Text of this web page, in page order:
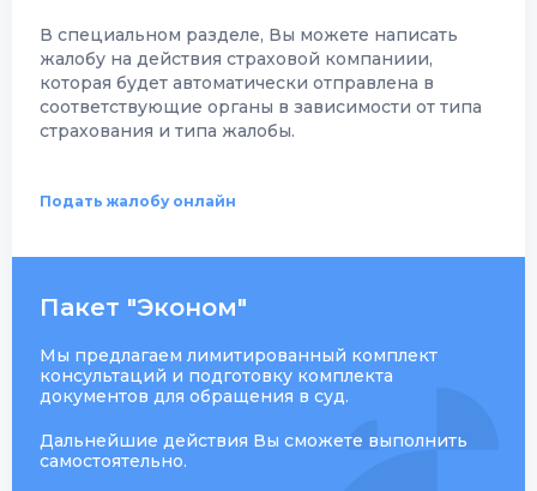
В специальном разделе, Вы можете написать
жалобу на действия страховой компаниии,
которая будет автоматически отправлена в
соответствующие органы в зависимости от типа
страхования и типа жалобы.
Подать жалобу онлайн
Пакет "Эконом"
Мы предлагаем лимитированный комплект
консультаций и подготовку комплекта
документов для обращения в суд.
Дальнейшие действия Вы сможете выполнить
самостоятельно.